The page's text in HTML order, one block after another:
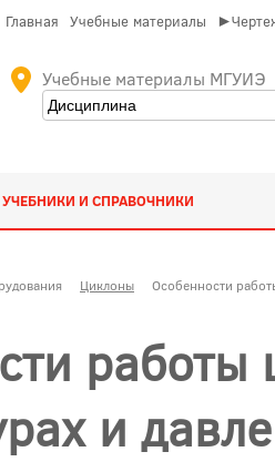
Главная Учебные материалы
Учебные материалы МГУИЭ
УЧЕБНИКИ И СПРАВОЧНИКИ
Циклоны Особенности
и